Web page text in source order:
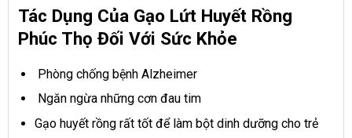
Tác Dụng Của Gạo Lứt Huyết Rồng
Phúc Thọ Đối Với Sức Khỏe
Phòng chống bệnh Alzheimer
Ngăn ngừa những cơn đau tim
Gạo huyết rồng rất tốt để làm bột dinh dưỡng cho trẻ